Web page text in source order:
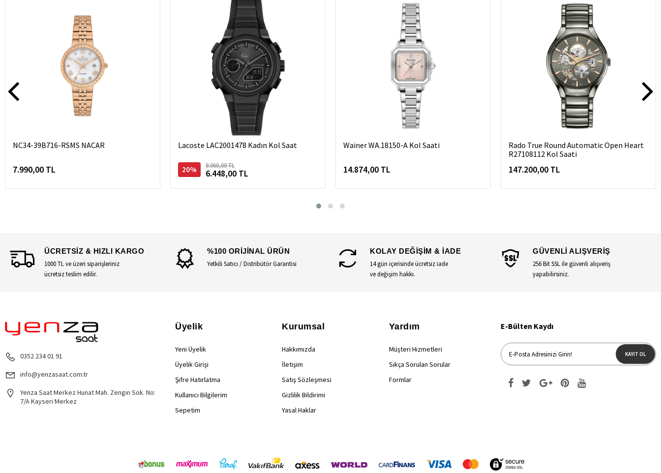
NC34-39B716-RSMS NACAR
7.990,00 TL
Lacoste LAC2001478 Kadın Kol Saat
20% 8.060,00 TL
6.448,00 TL
Wainer WA.18150-A Kol Saati
14.874,00 TL
Rado True Round Automatic Open Heart
R27108112 Kol Saati
147.200,00 TL
ÜCRETSİZ & HIZLI KARGO
1000 TL ve üzeri siparişleriniz
ücretsiz teslim edilir.
%100 ORİJİNAL ÜRÜN
Yetkili Satıcı / Distribütör Garantisi
KOLAY DEĞİŞİM & İADE
14 gün içerisinde ücretsiz iade
ve değişim hakkı.
GÜVENLİ ALIŞVERİŞ
256 Bit SSL ile güvenli alışveriş
yapabilirsiniz.
0352 234 01 91
info@yenzasaat.com.tr
Yenza Saat Merkez Hunat Mah. Zengin Sok. No:
7/A Kayseri Merkez
Üyelik
Yeni Üyelik
Üyelik Girişi
Şifre Hatırlatma
Kullanıcı Bilgilerim
Sepetim
Kurumsal
Hakkımızda
İletişim
Satış Sözleşmesi
Gizlilik Bildirimi
Yasal Haklar
Yardım
Müşteri Hizmetleri
Sıkça Sorulan Sorular
Formlar
E-Bülten Kaydı
KAYIT OL